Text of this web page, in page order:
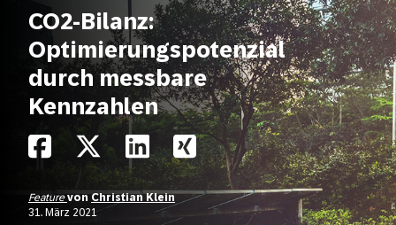
CO2-Bilanz:
Optimierungspotenzial
durch messbare
Kennzahlen
FeaturevonChristian Klein
31. März 2021